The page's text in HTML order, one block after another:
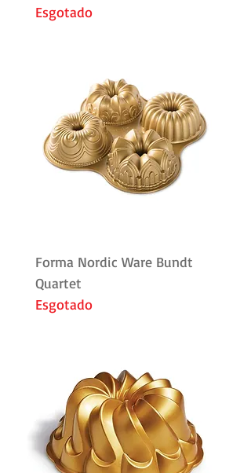
Esgotado
Forma Nordic Ware Bundt
Quartet
Esgotado